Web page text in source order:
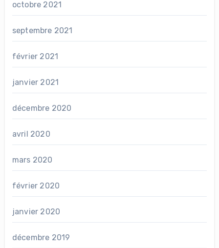
octobre 2021
septembre 2021
février 2021
janvier 2021
décembre 2020
avril 2020
mars 2020
février 2020
janvier 2020
décembre 2019